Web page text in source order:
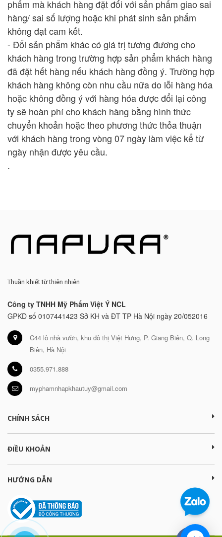
phẩm mà khách hàng đặt đối với sản phẩm giao sai
hàng/ sai số lượng hoặc khi phát sinh sản phẩm
không đạt cam kết.
- Đổi sản phẩm khác có giá trị tương đương cho
khách hàng trong trường hợp sản phẩm khách hàng
đã đặt hết hàng nếu khách hàng đồng ý. Trường hợp
khách hàng không còn nhu cầu nữa do lỗi hàng hóa
hoặc không đồng ý với hàng hóa được đổi lại công
ty sẽ hoàn phí cho khách hàng bằng hình thức
chuyển khoản hoặc theo phương thức thỏa thuận
với khách hàng trong vòng 07 ngày làm việc kể từ
ngày nhận được yêu cầu.
.
Thuần khiết từ thiên nhiên
Công ty TNHH Mỹ Phẩm Việt Ý NCL
GPKD số 0107441423 Sở KH và ĐT TP Hà Nội ngày 20/052016
C44 lô nhà vườn, khu đô thị Việt Hưng, P. Giang Biên, Q. Long
Biên, Hà Nội
0355.971.888
myphamnhapkhautuy@gmail.com
CHÍNH SÁCH
ĐIỀU KHOẢN
HƯỚNG DẪN